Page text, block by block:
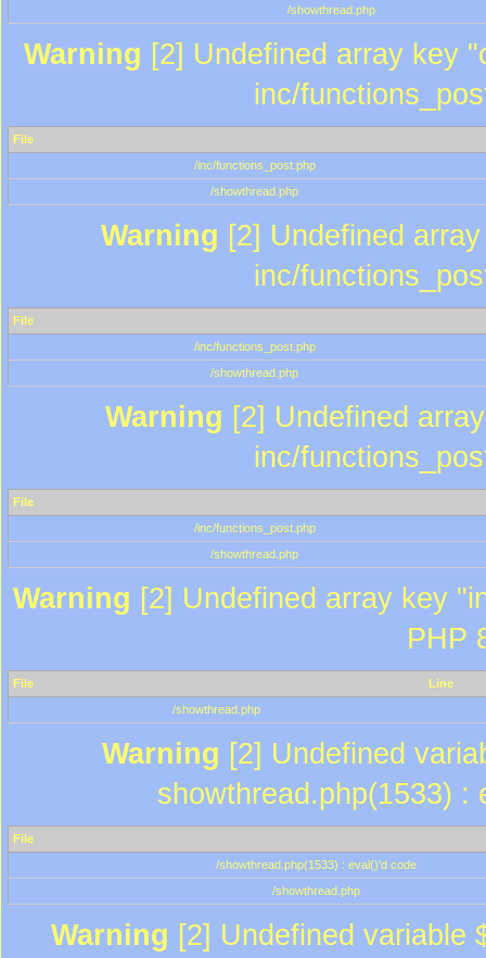
/showthread.php
Warning [2] Undefined array key
inc/
File
/inc/functions_post.php
/showthread.php
Warning [2] Undefined
inc/
File
/inc/functions_post.php
/showthread.php
Warning [2] Undefined
inc/
File
/inc/functions_post.php
/showthread.php
Warning [2] Undefined array key
PHP
File
Line
/showthread.php
Warning [2] Undefined
showthread.php(1533) :
File
/showthread.php(1533) : eval()'d code
/showthread.php
Warning [2] Undefined variable